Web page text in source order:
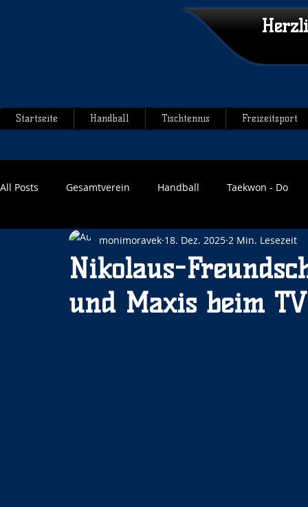
Startseite Handball Tischtennis Freizeitsport
All Posts Gesamtverein Handball Taekwon - Do
Nikolaus-
und Maxis beim
monimoravek 18. Dez. 2025 2 Min. Lesezeit